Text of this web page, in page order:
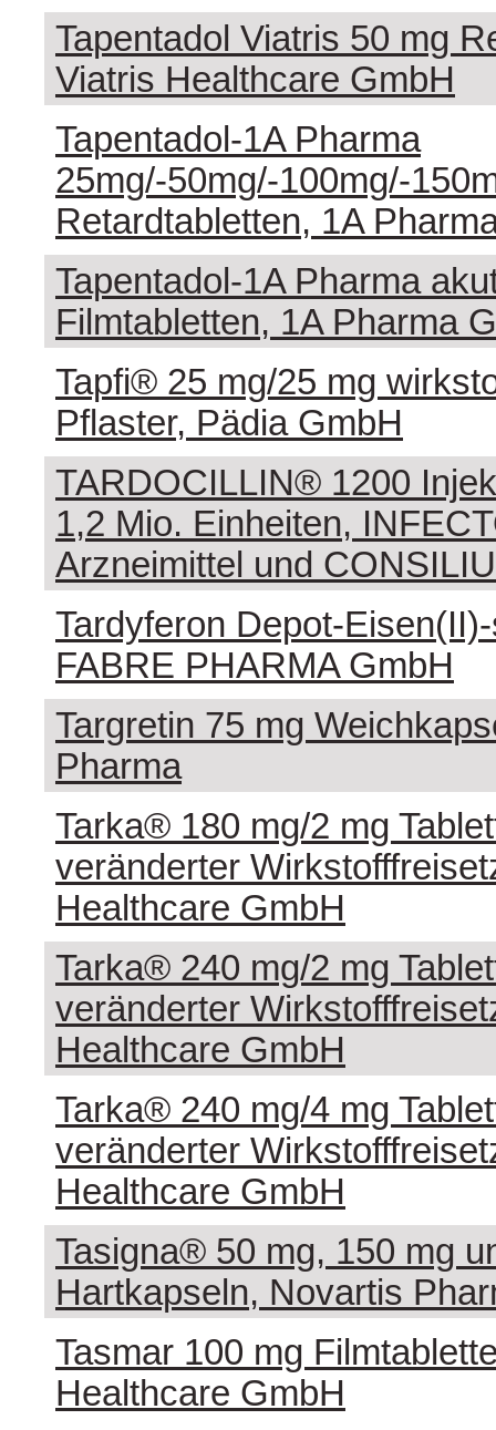
Tapentadol Viatris 50 mg
Viatris Healthcare GmbH
Tapentadol-1A Pharma
25mg/-50mg/-100mg/-
Retardtabletten, 1A
Tapentadol-1A Pharma
Filmtabletten, 1A Pharma
Tapfi® 25 mg/25 mg
Pflaster, Pädia GmbH
TARDOCILLIN® 1200
1,2 Mio. Einheiten,
Arzneimittel und
Tardyferon Depot-
FABRE PHARMA GmbH
Targretin 75 mg
Pharma
Tarka® 180 mg/2 mg
veränderter
Healthcare GmbH
Tarka® 240 mg/2 mg
veränderter
Healthcare GmbH
Tarka® 240 mg/4 mg
veränderter
Healthcare GmbH
Tasigna® 50 mg, 150 mg
Hartkapseln, Novartis
Tasmar 100 mg
Healthcare GmbH